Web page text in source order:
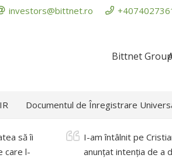
investors@bittnet.ro
Bittnet Group
Documentul de Înregistrare
să îi
care l-
I-am întâlnit pe
anunțat intenția de a